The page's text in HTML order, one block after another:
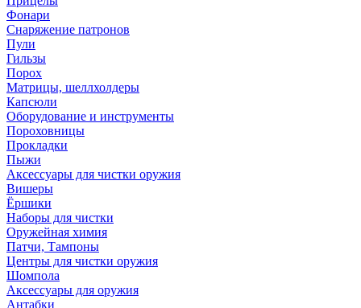
Фонари
Снаряжение патронов
Пули
Гильзы
Порох
Матрицы, шеллхолдеры
Капсюли
Оборудование и инструменты
Пороховницы
Прокладки
Пыжи
Аксессуары для чистки оружия
Вишеры
Ёршики
Наборы для чистки
Оружейная химия
Патчи, Тампоны
Центры для чистки оружия
Шомпола
Аксессуары для оружия
Антабки